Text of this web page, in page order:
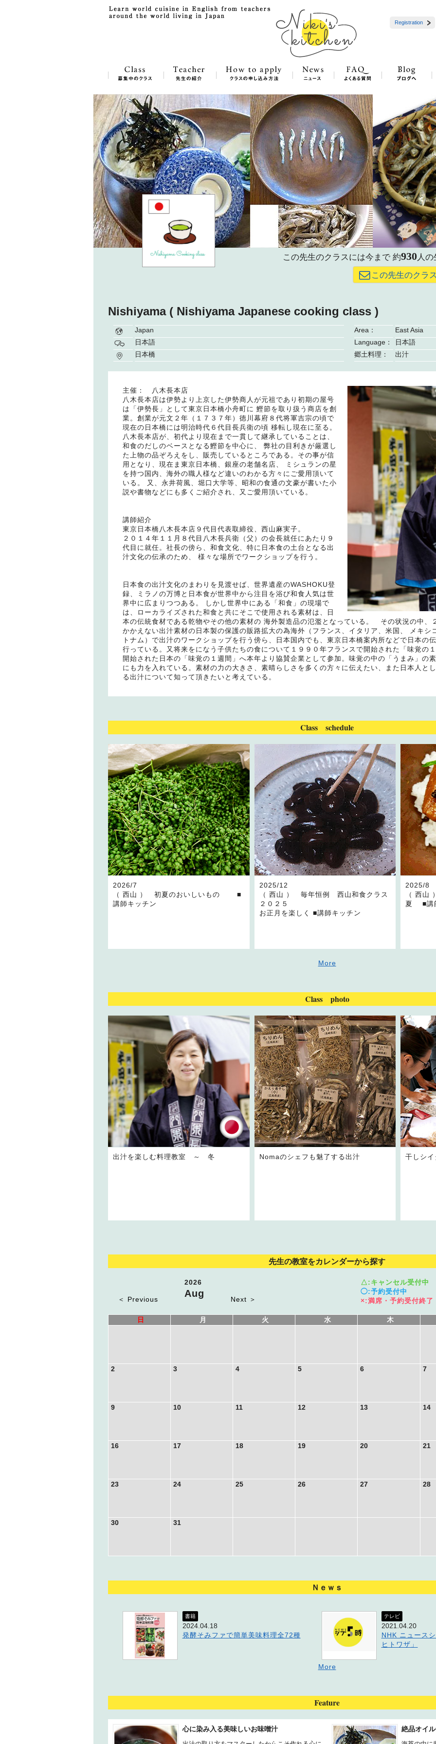
Registration
この先生のクラスには今まで 約930人
この先生のクラ
Nishiyama ( Nishiyama Japanese cooking class )
Japan
日本語
日本橋
Area：
East Asia
Language：
日本語
郷土料理：
出汁
主催： 八木長本店
八木長本店は伊勢より上京した伊勢商人が元祖であり初期の屋号
は「伊勢長」として東京日本橋小舟町に 鰹節を取り扱う商店を創
業。創業が元文２年（１７３７年）徳川幕府８代将軍吉宗の頃で
現在の日本橋には明治時代６代目長兵衛の頃 移転し現在に至る。
八木長本店が、初代より現在まで一貫して継承していることは、
和食のだしのベースとなる鰹節を中心に、 弊社の目利きが厳選し
た上物の品ぞろえをし、販売しているところである。その事が信
用となり、現在ま東京日本橋、銀座の老舗名店、 ミシュランの星
を持つ国内、海外の職人様など違いのわかる方々にご愛用頂いて
いる。 又、永井荷風、堀口大学等、昭和の食通の文豪が書いた小
説や書物などにも多くご紹介され、又ご愛用頂いている。
講師紹介
東京日本橋八木長本店９代目代表取締役、西山麻実子。
２０１４年１１月８代目八木長兵衛（父）の会長就任にあたり９
代目に就任。社長の傍ら、和食文化、特に日本食の土台となる出
汁文化の伝承のため、 様々な場所でワークショップを行う。
日本食の出汁文化のまわりを見渡せば、世界遺産のWASHOKU登
録、ミラノの万博と日本食が世界中から注目を浴び和食人気は世
界中に広まりつつある。 しかし世界中にある「和食」の現場で
は、ローカライズされた和食と共にそこで使用される素材は、日
本の伝統食材である乾物やその他の素材の 海外製造品の氾濫となっている。 その状況の中、
かかえない出汁素材の日本製の保護の販路拡大の為海外（フランス、イタリア、米国、 メキシ
トナム）で出汁のワークショップを行う傍ら、日本国内でも、東京日本橋案内所などで日本の
行っている。又将来をになう子供たちの食について１９９０年フランスで開始された「味覚の
開始された日本の「味覚の１週間」へ本年より協賛企業として参加。味覚の中の「うまみ」の
にも力を入れている。素材の力の大きさ、素晴らしさを多くの方々に伝えたい、また日本人と
る出汁について知って頂きたいと考えている。
Class schedule
2026/7
（ 西山 ） 初夏のおいしいもの ■
講師キッチン
2025/12
（ 西山 ） 毎年恒例 西山和食クラス
２０２５
お正月を楽しく ■講師キッチン
2025/8
（ 西
夏 ■講
More
Class photo
出汁を楽しむ料理教室 ～ 冬 Nomaのシェフも魅了する出汁 干しシ
先生の教室をカレンダーから探す
＜ Previous
2026
Aug
Next ＞
△:キャンセル受付中
◯:予約受付中
×:満席・予約受付終了
日 月 火 水 木
2 3 4 5 6 7
9 10 11 12 13 14
16 17 18 19 20 21
23 24 25 26 27 28
30 31
Ｎｅｗｓ
書籍
2024.04.18
発酵そみファで簡単美味料理全72種
テレビ
2021.04.20
NHK ニュース
ヒトワザ」
More
Feature
心に染み入る美味しいお味噌汁 絶品オイ